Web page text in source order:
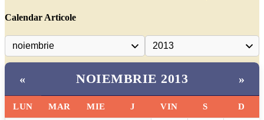
Calendar Articole
« NOIEMBRIE 2013 »
LUN MAR MIE J VIN S D